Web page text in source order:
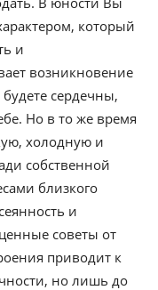
который
и
возникновение
сердечны,
Но в то же время
холодную и
собственной
близкого
и
советы от
приводит к
но лишь до